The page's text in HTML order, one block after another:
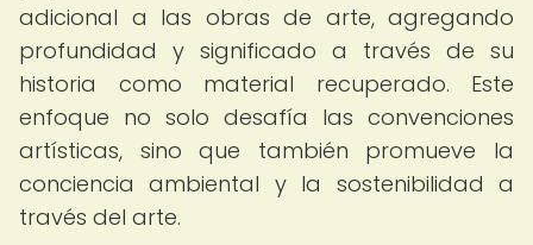
adicional a las obras de arte, agregando
profundidad y significado a través de su
historia como material recuperado. Este
enfoque no solo desafía las convenciones
artísticas, sino que también promueve la
conciencia ambiental y la sostenibilidad a
través del arte.